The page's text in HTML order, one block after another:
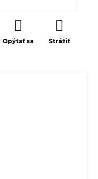
Opýtať sa Strážiť